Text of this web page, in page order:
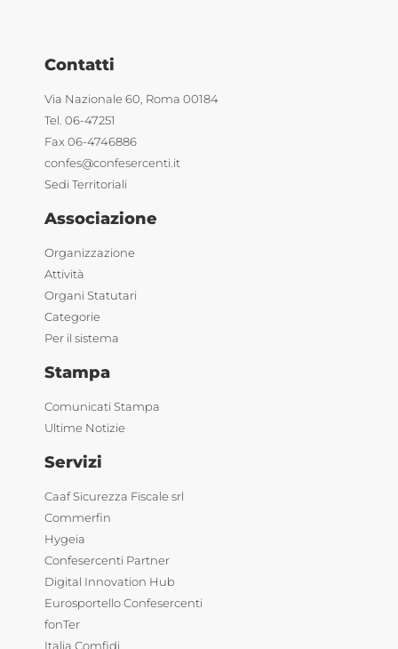
Contatti
Via Nazionale 60, Roma 00184
Tel. 06-47251
Fax 06-4746886
confes@confesercenti.it
Sedi Territoriali
Associazione
Organizzazione
Attività
Organi Statutari
Categorie
Per il sistema
Stampa
Comunicati Stampa
Ultime Notizie
Servizi
Caaf Sicurezza Fiscale srl
Commerfin
Hygeia
Confesercenti Partner
Digital Innovation Hub
Eurosportello Confesercenti
fonTer
Italia Comfidi